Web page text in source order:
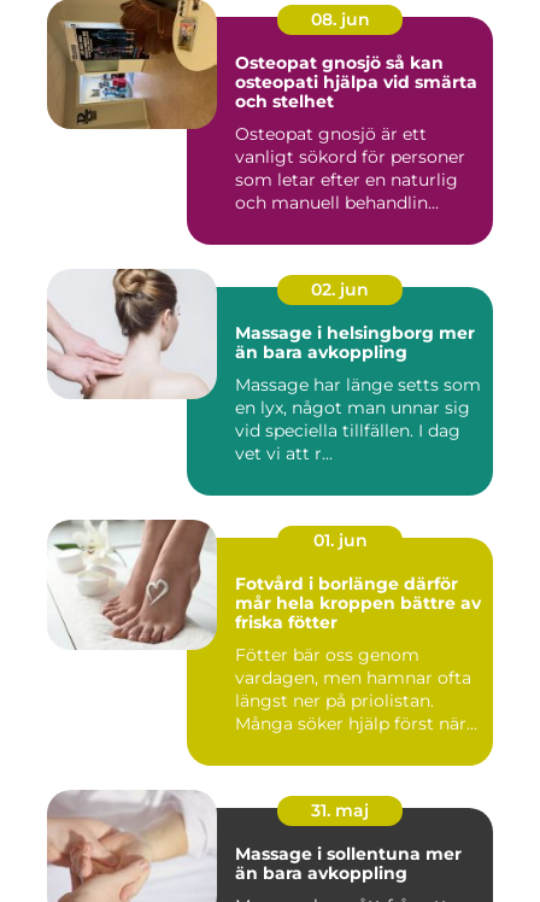
08. jun
Osteopat gnosjö så kan
osteopati hjälpa vid smärta
och stelhet
Osteopat gnosjö är ett
vanligt sökord för personer
som letar efter en naturlig
och manuell behandlin...
02. jun
Massage i helsingborg mer
än bara avkoppling
Massage har länge setts som
en lyx, något man unnar sig
vid speciella tillfällen. I dag
vet vi att r...
01. jun
Fotvård i borlänge därför
mår hela kroppen bättre av
friska fötter
Fötter bär oss genom
vardagen, men hamnar ofta
längst ner på priolistan.
Många söker hjälp först när...
31. maj
Massage i sollentuna mer
än bara avkoppling